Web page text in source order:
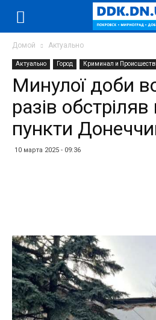
Домой Актуально
Актуально Город Криминал и
Минулої доби
разів обстріляв
пункти
10 марта 2025 - 09:36